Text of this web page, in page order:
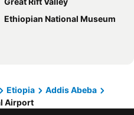
Doubletree By Hilton Addis Ababa Airport
Swiss Inn Nexus Hotel
Hera Addis
Beacon
Ethiopian National Museum
Etiopia
Addis Abeba
Airport